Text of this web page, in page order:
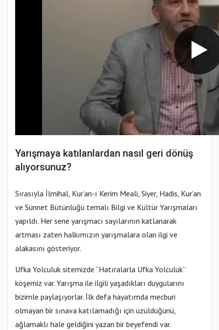
Yarışmaya katılanlardan nasıl geri dönüş
alıyorsunuz?
Sırasıyla İlmihal, Kur’an-ı Kerim Meali, Siyer, Hadis, Kur’an
ve Sünnet Bütünlüğü temalı Bilgi ve Kültür Yarışmaları
yapıldı. Her sene yarışmacı sayılarının katlanarak
artması zaten halkımızın yarışmalara olan ilgi ve
alakasını gösteriyor.
Ufka Yolculuk sitemizde “Hatıralarla Ufka Yolculuk”
köşemiz var. Yarışma ile ilgili yaşadıkları duygularını
bizimle paylaşıyorlar. İlk defa hayatımda mecburi
olmayan bir sınava katılamadığı için üzüldüğünü,
ağlamaklı hale geldiğini yazan bir beyefendi var.